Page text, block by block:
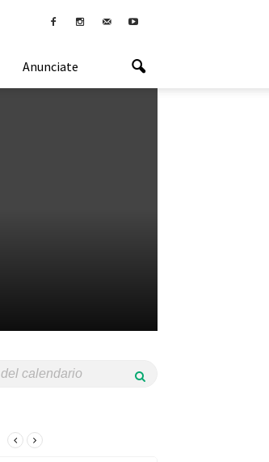
Anunciate